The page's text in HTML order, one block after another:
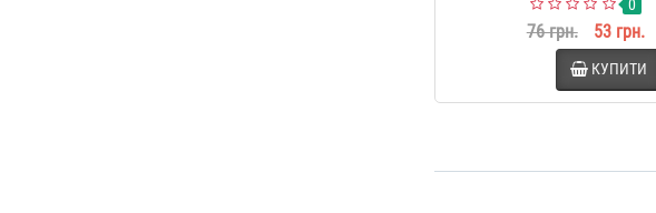
0
76 грн. 53 грн.
КУПИТИ